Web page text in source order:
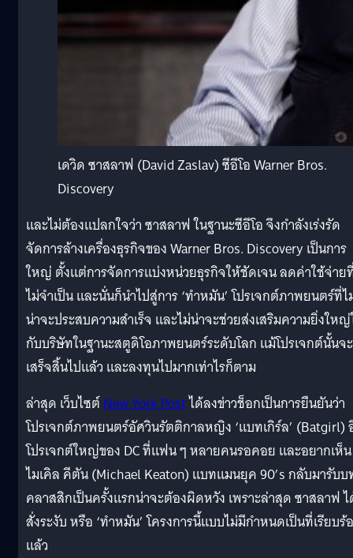
เดวิด ซาสลาฟ (David Zaslav) ซีอีโอ Warner Bros.
Discovery
และไม่ต้องแปลกใจว่า ซาสลาฟ ในฐานะซีอีโอ จึงกำลังเร่งรัด
จัดการล้างเครื่องธุรกิจของ Warner Bros. Discovery เป็นการ
ใหญ่ ตั้งแต่การจัดการแบ่งหน่วยธุรกิจให้ชัดเจน ลดค่าใช้จ่าย
ไม่จำเป็น และนั่นก็นำไปสู่การ ‘ทำหมัน’ โปรเจกต์ภาพยนตร์ที่
น่าจะประสบความสำเร็จ และไม่น่าจะช่วยส่งเสริมความยิ่งให
กับบริษัทในฐานะสตูดิโอภาพยนตร์ระดับโลก แม้โปรเจกต์นั้นจะ
เสร็จสิ้นไปแล้ว และลงทุนไปมากเท่าไรก็ตาม
ล่าสุด เว็บไซต์New York Postได้ลงข่าวช็อกเป็นการยืนยันว่า
โปรเจกต์ภาพยนตร์อัศวินรัตติกาลหญิง ‘แบทเกิร์ล’ (Batgirl)
โปรเจกต์ใหญ่ของ DC ที่แฟน ๆ หลายคนรอคอย และอยากเห็น
ไมเคิล คีตัน (Michael Keaton) แบทแมนยุค 90’s กลับมารับ
คลาสสิกเป็นครั้งแรกน่าจะต้องผิดหวัง เพราะล่าสุด ซาสลาฟ
สั่งระงับ หรือ ‘ทำหมัน’ โครงการนี้แบบไม่มีกำหนดเป็นที่เรียบร้
แล้ว